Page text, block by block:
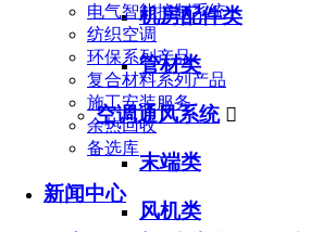
电气智能控制系统
纺织空调
环保系列产品
复合材料系列产品
施工安装服务
余热回收
备选库
新闻中心
机房配件类
管材类
空调通风系统 
末端类
风机类